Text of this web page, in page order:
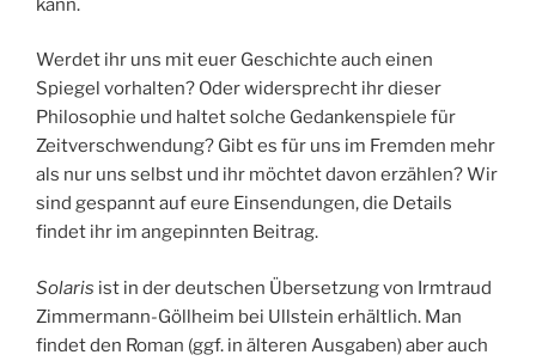
kann.
Werdet ihr uns mit euer Geschichte auch einen
Spiegel vorhalten? Oder widersprecht ihr dieser
Philosophie und haltet solche Gedankenspiele für
Zeitverschwendung? Gibt es für uns im Fremden mehr
als nur uns selbst und ihr möchtet davon erzählen? Wir
sind gespannt auf eure Einsendungen, die Details
findet ihr im angepinnten Beitrag.
Solaris ist in der deutschen Übersetzung von Irmtraud
Zimmermann-Göllheim bei Ullstein erhältlich. Man
findet den Roman (ggf. in älteren Ausgaben) aber auch